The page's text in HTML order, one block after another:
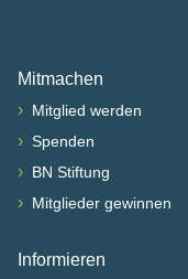
Mitmachen
› Mitglied werden
› Spenden
› BN Stiftung
› Mitglieder gewinnen
Informieren